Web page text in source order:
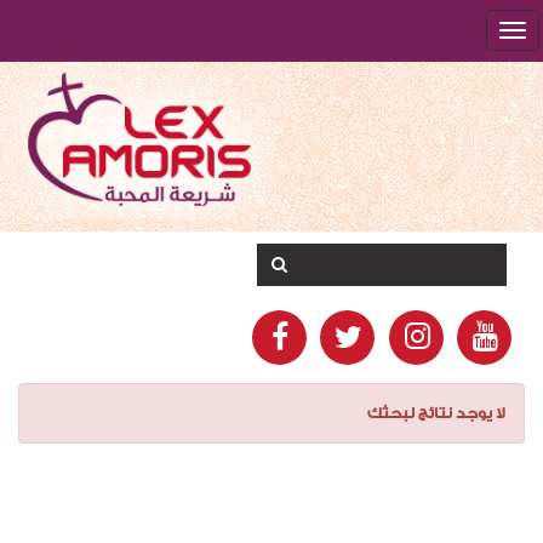
لا يوجد نتائج لبحثك